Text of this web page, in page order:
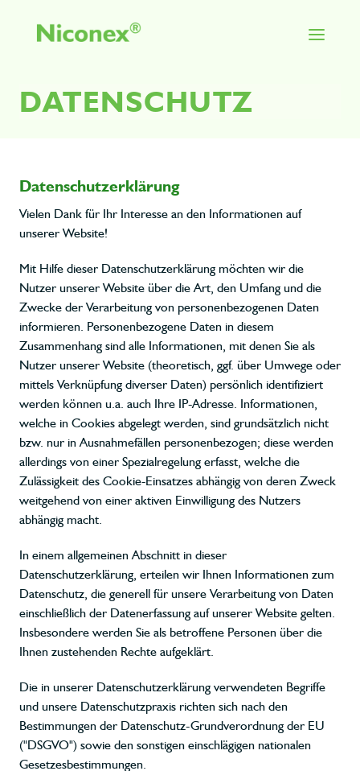
DATENSCHUTZ
Datenschutzerklärung
Vielen Dank für Ihr Interesse an den Informationen auf
unserer Website!
Mit Hilfe dieser Datenschutzerklärung möchten wir die
Nutzer unserer Website über die Art, den Umfang und die
Zwecke der Verarbeitung von personenbezogenen Daten
informieren. Personenbezogene Daten in diesem
Zusammenhang sind alle Informationen, mit denen Sie als
Nutzer unserer Website (theoretisch, ggf. über Umwege oder
mittels Verknüpfung diverser Daten) persönlich identifiziert
werden können u.a. auch Ihre IP-Adresse. Informationen,
welche in Cookies abgelegt werden, sind grundsätzlich nicht
bzw. nur in Ausnahmefällen personenbezogen; diese werden
allerdings von einer Spezialregelung erfasst, welche die
Zulässigkeit des Cookie-Einsatzes abhängig von deren Zweck
weitgehend von einer aktiven Einwilligung des Nutzers
abhängig macht.
In einem allgemeinen Abschnitt in dieser
Datenschutzerklärung, erteilen wir Ihnen Informationen zum
Datenschutz, die generell für unsere Verarbeitung von Daten
einschließlich der Datenerfassung auf unserer Website gelten.
Insbesondere werden Sie als betroffene Personen über die
Ihnen zustehenden Rechte aufgeklärt.
Die in unserer Datenschutzerklärung verwendeten Begriffe
und unsere Datenschutzpraxis richten sich nach den
Bestimmungen der Datenschutz-Grundverordnung der EU
("DSGVO") sowie den sonstigen einschlägigen nationalen
Gesetzesbestimmungen.